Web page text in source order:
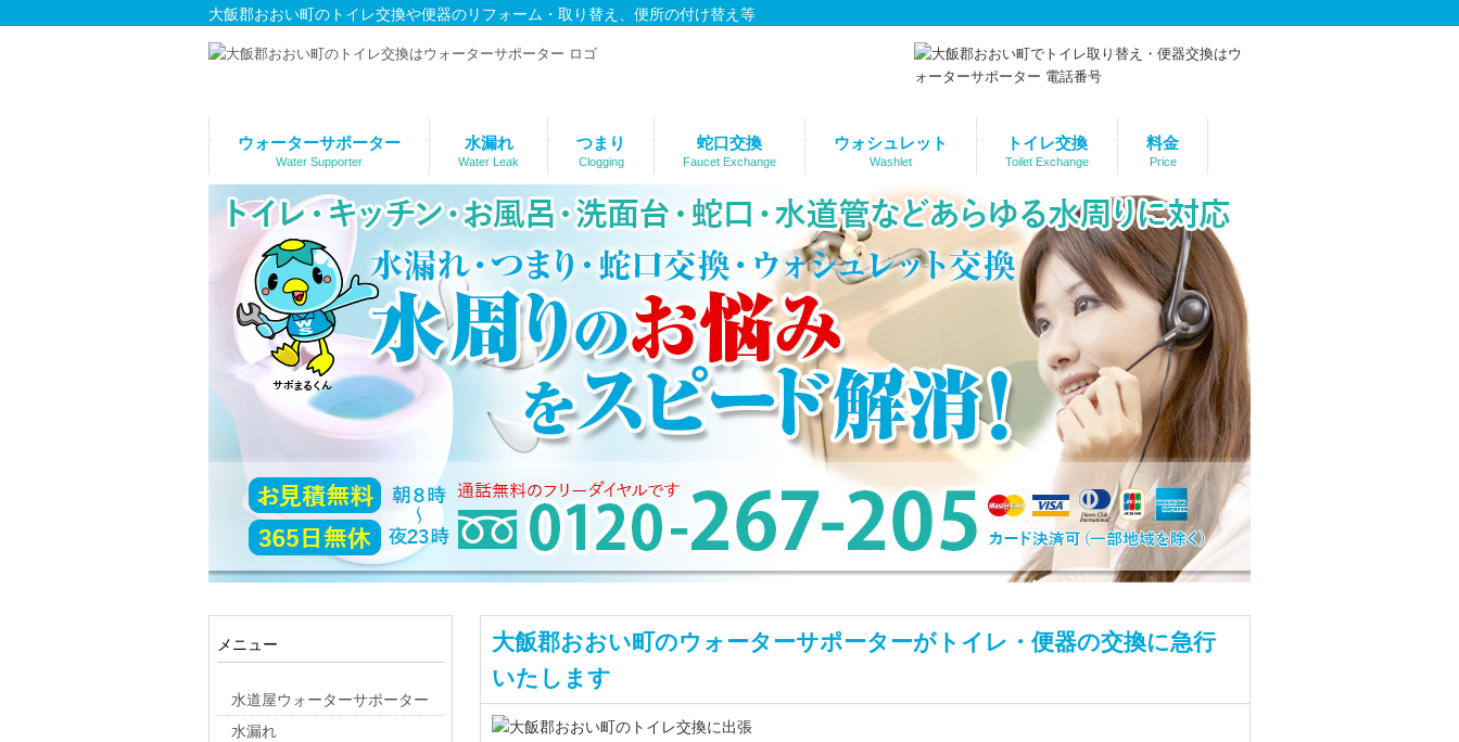
大飯郡おおい町のトイレ交換や便器のリフォーム・取り替え、便所の付け替え等
ウォーターサポーター
Water Supporter
水漏れ
Water Leak
つまり
Clogging
蛇口交換
Faucet Exchange
ウォシュレット
Washlet
トイレ交換
Toilet Exchange
料金
Price
大飯郡おおい町のウォーターサポーターがトイレ・便器の交換に急行
いたします
メニュー
水道屋ウォーターサポーター
水漏れ